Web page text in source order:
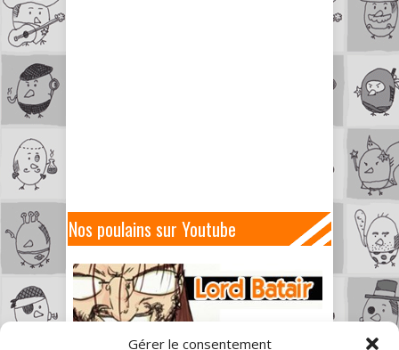
Gérer le consentement
Nos poulains sur Youtube